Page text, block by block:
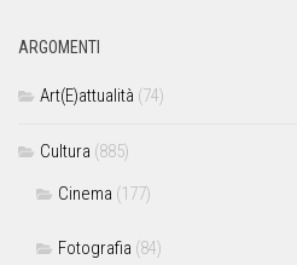
ARGOMENTI
Art(E)attualità (74)
Cultura (885)
Cinema (177)
Fotografia (84)